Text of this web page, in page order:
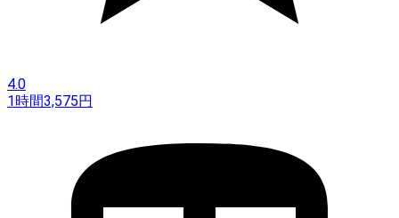
4.0
1時間3,575円